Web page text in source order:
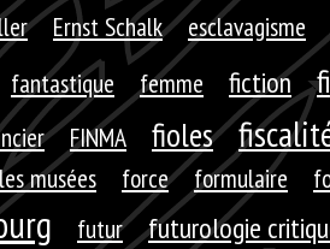
Ernst Schalk esclavagisme
fantastique femme fiction
FINMA fioles
musées force formulaire
futur futurologie